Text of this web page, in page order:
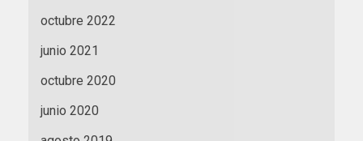
octubre 2022
junio 2021
octubre 2020
junio 2020